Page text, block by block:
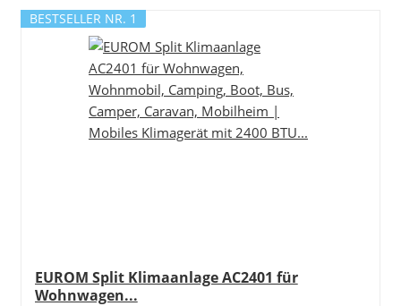
BESTSELLER NR. 1
EUROM Split Klimaanlage AC2401 für
Wohnwagen...